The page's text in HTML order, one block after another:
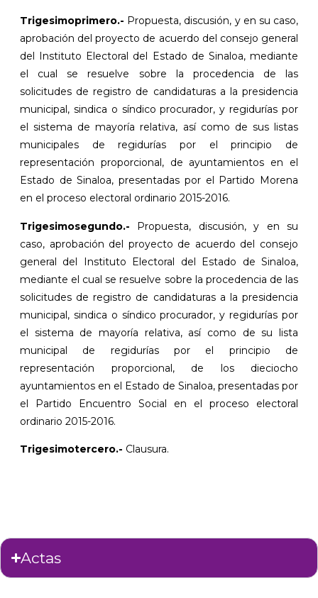
Trigesimoprimero.- Propuesta, discusión, y en su caso,
aprobación del proyecto de acuerdo del consejo general
del Instituto Electoral del Estado de Sinaloa, mediante
el cual se resuelve sobre la procedencia de las
solicitudes de registro de candidaturas a la presidencia
municipal, sindica o síndico procurador, y regidurías por
el sistema de mayoría relativa, así como de sus listas
municipales de regidurías por el principio de
representación proporcional, de ayuntamientos en el
Estado de Sinaloa, presentadas por el Partido Morena
en el proceso electoral ordinario 2015-2016.
Trigesimosegundo.- Propuesta, discusión, y en su
caso, aprobación del proyecto de acuerdo del consejo
general del Instituto Electoral del Estado de Sinaloa,
mediante el cual se resuelve sobre la procedencia de las
solicitudes de registro de candidaturas a la presidencia
municipal, sindica o síndico procurador, y regidurías por
el sistema de mayoría relativa, así como de su lista
municipal de regidurías por el principio de
representación proporcional, de los dieciocho
ayuntamientos en el Estado de Sinaloa, presentadas por
el Partido Encuentro Social en el proceso electoral
ordinario 2015-2016.
Trigesimotercero.- Clausura.
Actas